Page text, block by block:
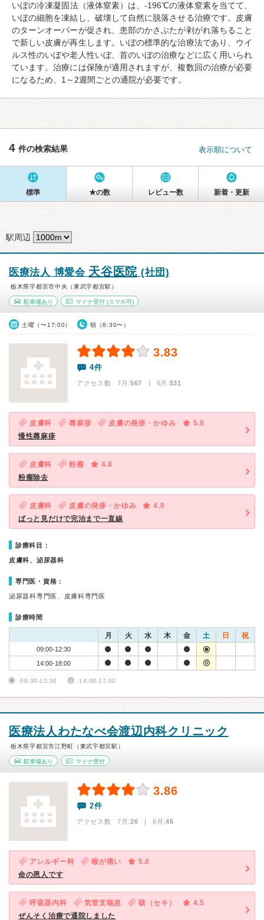
いぼの冷凍凝固法（液体窒素）は、-196℃の液体窒素を当てて、
いぼの細胞を凍結し、破壊して自然に脱落させる治療です。皮膚
のターンオーバーが促され、患部のかさぶたが剥がれ落ちること
で新しい皮膚が再生します。いぼの標準的な治療法であり、ウイ
ルス性のいぼや老人性いぼ、首のいぼの治療などに広く用いられ
ています。治療には保険が適用されますが、複数回の治療が必要
になるため、1～2週間ごとの通院が必要です。
4 件の検索結果 表示順について
標準 ★の数 レビュー数 新着・更新
駅周辺
医療法人 博愛会 天谷医院 (社団)
栃木県宇都宮市中央（東武宇都宮駅）
駐車場あり マイナ受付(スマホ可)
土曜（〜17:00） 朝（8:30〜）
3.83
4件
アクセス数 7月:567 | 6月:531
皮膚科 蕁麻疹 皮膚の発疹・かゆみ
5.0
慢性蕁麻疹
皮膚科 粉瘤
4.0
粉瘤除去
皮膚科 皮膚の発疹・かゆみ
4.0
ぱっと見だけで完治まで一直線
診療科目：
皮膚科、泌尿器科
専門医・資格：
泌尿器科専門医、皮膚科専門医
診療時間
月 火 水 木 金 土 日 祝
09:00-12:30
14:00-18:00
08:30-12:30 14:00-17:00
医療法人わたなべ会渡辺内科クリニック
栃木県宇都宮市江野町（東武宇都宮駅）
駐車場あり マイナ受付
3.86
2件
アクセス数 7月:26 | 6月:45
アレルギー科 喉が痛い
5.0
命の恩人です
呼吸器内科 気管支喘息 咳（セキ）
4.5
ぜんそく治療で通院しました